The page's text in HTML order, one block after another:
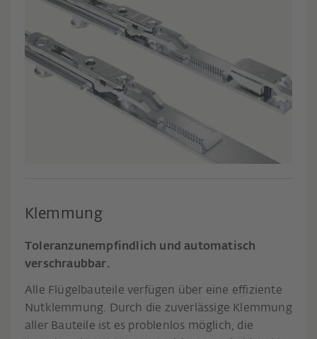
Klemmung
Toleranzunempfindlich und automatisch
verschraubbar.
Alle Flügelbauteile verfügen über eine effiziente
Nutklemmung. Durch die zuverlässige Klemmung
aller Bauteile ist es problenlos möglich, die